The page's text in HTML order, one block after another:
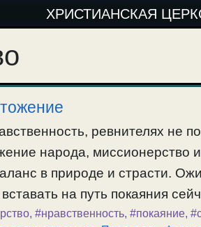
ХРИСТИАНСКАЯ
ревнителях не
народа, миссионерство
в природе и страсти.
на путь покаяния
, #нравственность, #покаяние,